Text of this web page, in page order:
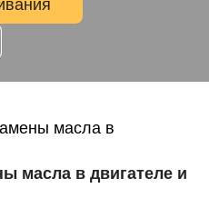
масла в
масла в двигателе и